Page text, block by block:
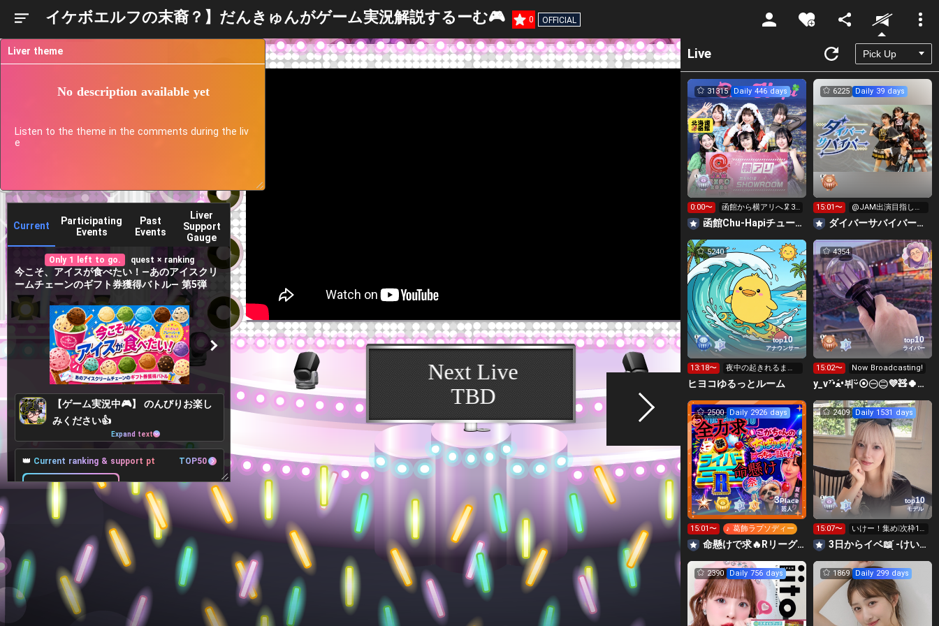
イケボエルフの末裔？】だんきゅんがゲーム実況解説するーむ🎮 0 OFFICIAL
Unmute
Current
Participating
Events
Past
Events
Liver
Support
Gauge
Only 1 left to go. quest × ranking
今こそ、アイスが食べたい！―あのアイスクリ
ームチェーンのギフト券獲得バトル― 第5弾
【ゲーム実況中🎮️】 のんびりお楽し
みください👍️
Expand text
👑 Current ranking & support pt TOP50
36Place
35Place
+120pt
37Place
-2,152pt
Target Lv, Support pt, Benefits All 2Lv
Goals 2Lv300,000pt
282,956pt more to achieve
オリジナルアバター制作権獲得！
Liver theme
No description available yet
Listen to the theme in the comments during the liv
e
Live
31315 Daily 446 days
0:00〜
函館から横アリへ🦑33
0万pt目標！キラ星
求！
函館Chu-Hapiチューハピ🌈
6225 Daily 39 days
15:01〜
@JAM出演目指して
イベント挑戦中！
‪ダイバーサバイバー【公式】
top10
アナウンサー
5240
13:18〜
夜中の起きれるま
で、おわれまてん
ヒヨコゆるっとルーム
top10
ライバー
4354
15:02〜 Now Broadcasting!
y_v⁷•̀ﻌ•́뷔ᵕ̈⦿㊀㊁💜🧸🍀✤⟭⟬ ⟬⟭
3Place
芸人
2500 Daily 2926 days
15:01〜 ♪ 葛飾ラプソディー
命懸けで求🔥Rリーグ👑夏祭実行委員長🎆こがちゃんのちばります
top10
モデル
2409 Daily 1531 days
15:07〜
いけー！集め❕次枠10:
00-
3日からイベ📖 ̖́-けいか iito専属
2390 Daily 756 days 1869 Daily 299 days